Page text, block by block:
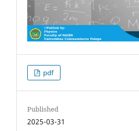
pdf
Published
2025-03-31